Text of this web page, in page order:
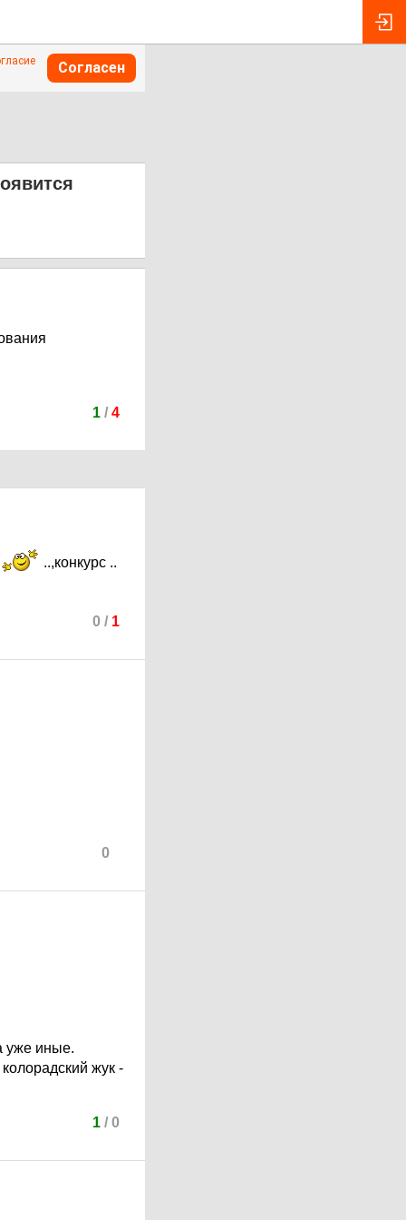
Согласен
1/ 4
..,конкурс ..
0 / 1
0
уже иные.
жук -
1/ 0